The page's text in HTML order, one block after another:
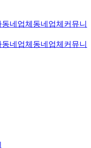
동네업체 동네업체 커뮤니
동네업체 동네업체 커뮤니